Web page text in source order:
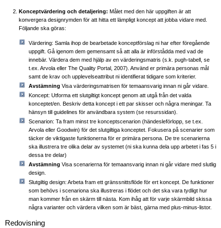
Konceptvärdering och detaljering: Målet med den här uppgiften är att
konvergera designrymden för att hitta ett lämpligt koncept att jobba vidare med.
Följande ska göras:
Värdering: Samla ihop de bearbetade konceptförslag ni har efter föregående
uppgift. Gå igenom dem gemensamt så att alla är införstådda med vad de
innebär. Värdera dem med hjälp av en värderingsmatris (s.k. pugh-tabell, se
t.ex. Arvola eller The Quality Portal, 2007). Använd er primära personas mål
samt de krav och upplevelseattribut ni identifierat tidigare som kriterier.
Avstämning Visa värderingsmatrisen för temaansvarig innan ni går vidare.
Koncept: Utforma ett slutgiltigt koncept genom att utgå från det valda
konceptet/en. Beskriv detta koncept i ett par skisser och några meningar. Ta
hänsyn till guidelines för användbara system (se resurssidan).
Scenarion: Ta fram minst tre konceptscenarion (händesleförlopp, se t.ex.
Arvola eller Goodwin) för det slutgiltiga konceptet. Fokusera på scenarier som
täcker de viktigaste funktionerna för er primära persona. De tre scenarierna
ska illustrera tre olika delar av systemet (ni ska kunna dela upp arbetet i fas 5 i
dessa tre delar)
Avstämning Visa scenarierna för temaansvarig innan ni går vidare med slutlig
design.
Slutgiltig design: Arbeta fram ett gränssnittsflöde för ert koncept. De funktioner
som behövs i scenariona ska illustreras i flödet och det ska vara tydligt hur
man kommer från en skärm till nästa. Kom ihåg att för varje skärmbild skissa
några varianter och värdera vilken som är bäst, gärna med plus-minus-listor.
Redovisning